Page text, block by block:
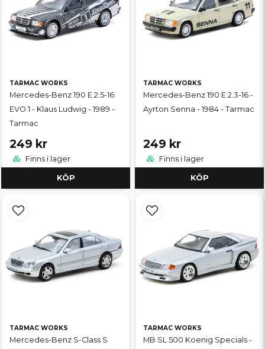
TARMAC WORKS
Mercedes-Benz 190 E 2.5-16
EVO 1 - Klaus Ludwig - 1989 -
Tarmac
249 kr
Finns i lager
KÖP
TARMAC WORKS
Mercedes-Benz 190 E 2.3-16 -
Ayrton Senna - 1984 - Tarmac
249 kr
Finns i lager
KÖP
TARMAC WORKS
Mercedes-Benz S-Class S
TARMAC WORKS
MB SL 500 Koenig Specials -